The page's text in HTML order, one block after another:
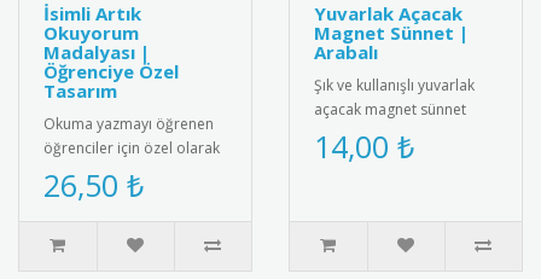
İsimli Artık
Okuyorum
Madalyası |
Öğrenciye Özel
Tasarım
Okuma yazmayı öğrenen
öğrenciler için özel olarak
hazırlanan isimli artık
okuyorum madalyası.
Öğrenc..
26,50 ₺
Yuvarlak Açacak
Magnet Sünnet |
Arabalı
Şık ve kullanışlı yuvarlak
açacak magnet sünnet
hediyesi. Yüksek kaliteli
mıknatıs ve paslanmaz
14,00 ₺